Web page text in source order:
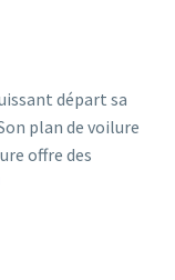
départ sa
plan de voilure
offre des